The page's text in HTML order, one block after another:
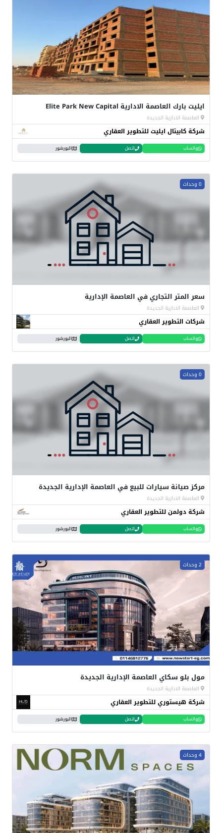
ايليت بارك العاصمة الادارية Elite Park New Capital
العاصمة الادارية الجديدة
شركة كابيتال ايليت للتطوير العقاري
واتساب اتصل البورشور
0 وحدات
سعر المتر التجاري في العاصمة الإدارية
العاصمة الادارية الجديدة
شركات التطوير العقاري
واتساب اتصل البورشور
0 وحدات
مركز صيانة سيارات للبيع في العاصمة الإدارية الجديدة
العاصمة الادارية الجديدة
شركة دولمن للتطوير العقاري
واتساب اتصل البورشور
2 وحدات
مول بلو سكاي العاصمة الإدارية الجديدة
العاصمة الادارية الجديدة
شركة هيستوري للتطوير العقاري
واتساب اتصل البورشور
4 وحدات